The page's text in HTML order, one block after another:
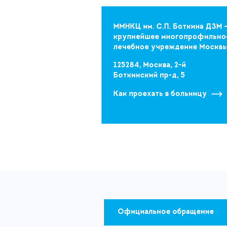
ММНКЦ им. С.П. Боткина ДЗМ
крупнейшее
лечебное учреждение
125284, Москва, 2-й
Боткинский пр-д, 5
Как проехать в больницу
Официальное обращение